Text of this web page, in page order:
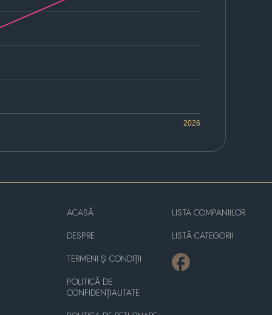
2026
ACASĂ
DESPRE
TERMENI ȘI CONDIȚII
POLITICĂ DE
CONFIDENȚIALITATE
LISTA COMPANIILOR
LISTĂ CATEGORII